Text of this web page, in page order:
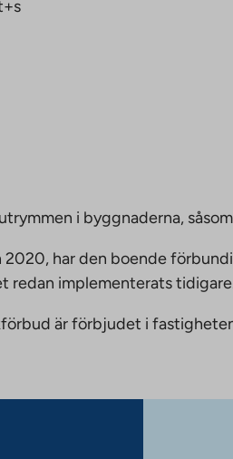
i byggnaderna,
har den boende
redan implementerats
är förbjudet i